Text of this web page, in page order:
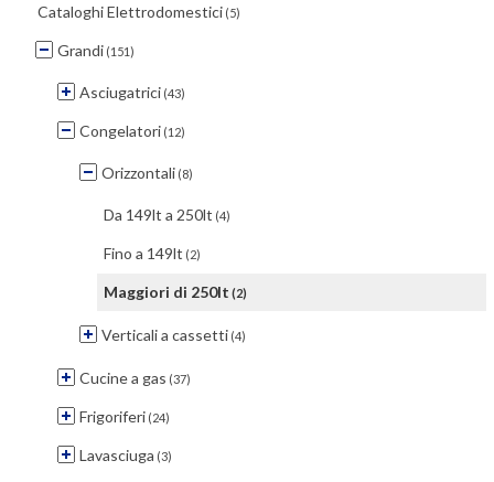
Cataloghi Elettrodomestici(5)
Grandi(151)
Asciugatrici(43)
Congelatori(12)
Orizzontali(8)
Da 149lt a 250lt (4)
Fino a 149lt (2)
Maggiori di 250lt (2)
Verticali a cassetti(4)
Cucine a gas (37)
Frigoriferi(24)
Lavasciuga (3)